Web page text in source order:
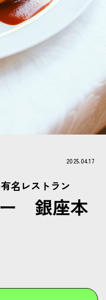
2025.04.17
名レストラン
ー 銀座本